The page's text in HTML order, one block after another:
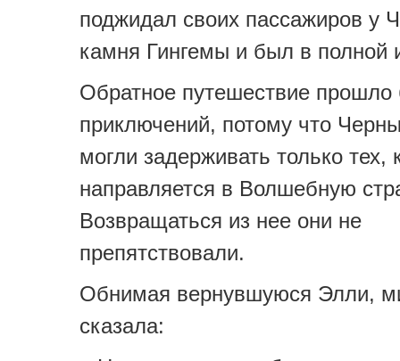
поджидал своих пассажиров у
камня Гингемы и был в полной
Обратное путешествие прошло
приключений, потому что
могли задерживать только тех,
направляется в Волшебную
Возвращаться из нее они не
препятствовали.
Обнимая вернувшуюся Элли,
сказала: